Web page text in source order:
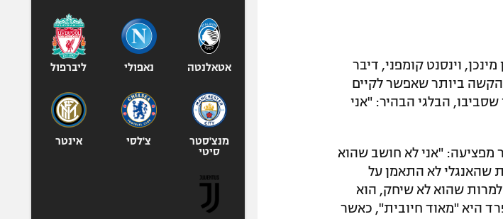
וינסנט קומפני, דיבר
ביותר שאפשר לקיים
הבלגי הבהיר: "אני
מפציעה: "אני לא חושב שהוא
שהאנגלי לא התאמן על
שהוא לא שיחק, הוא
היא "מאוד חיובית", כאשר
אטאלנטה נאפולי ליברפול
מנצ'סטר
סיטי
צ'לסי אינטר